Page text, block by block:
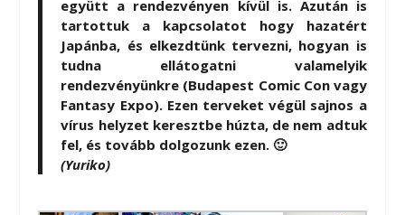
együtt a rendezvényen kívül is. Azután is
tartottuk a kapcsolatot hogy hazatért
Japánba, és elkezdtünk tervezni, hogyan is
tudna ellátogatni valamelyik
rendezvényünkre (Budapest Comic Con vagy
Fantasy Expo). Ezen terveket végül sajnos a
vírus helyzet keresztbe húzta, de nem adtuk
fel, és tovább dolgozunk ezen. 🙂
(Yuriko)